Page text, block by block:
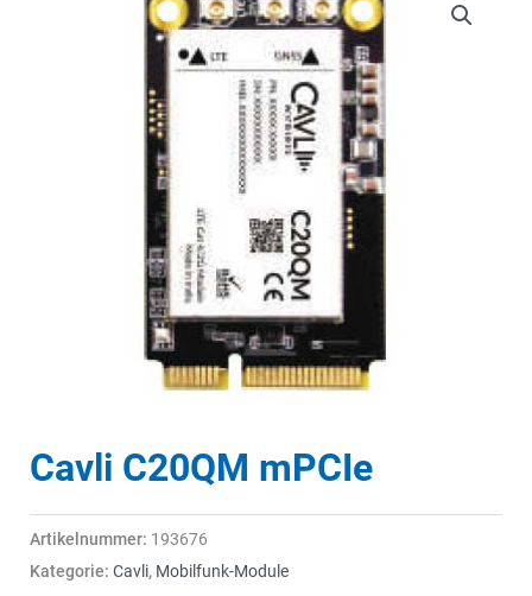
Cavli C20QM mPCIe
Artikelnummer: 193676
Kategorie: Cavli, Mobilfunk-Module